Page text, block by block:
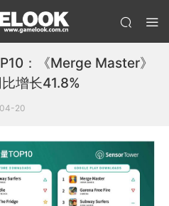
：《Merge Master》
增长41.8%
20